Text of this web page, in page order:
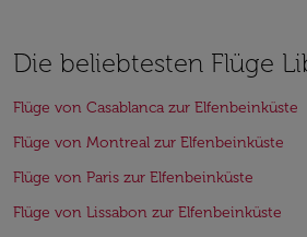
Die beliebtesten Flüge
Flüge von Casablanca zur Elfenbeinküste
Flüge von Montreal zur Elfenbeinküste
Flüge von Paris zur Elfenbeinküste
Flüge von Lissabon zur Elfenbeinküste